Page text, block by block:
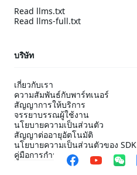
Read llms.txt
Read llms-full.txt
บริษัท
เกี่ยวกับเรา
ความสัมพันธ์กับพาร์ทเนอร์
สัญญาการให้บริการ
จรรยาบรรณผู้ใช้งาน
นโยบายความเป็นส่วนตัว
สัญญาต่ออายุอัตโนมัติ
นโยบายความเป็นส่วนตัวของ
คู่มือการกำหนดค่าการปฏิบัติตาม